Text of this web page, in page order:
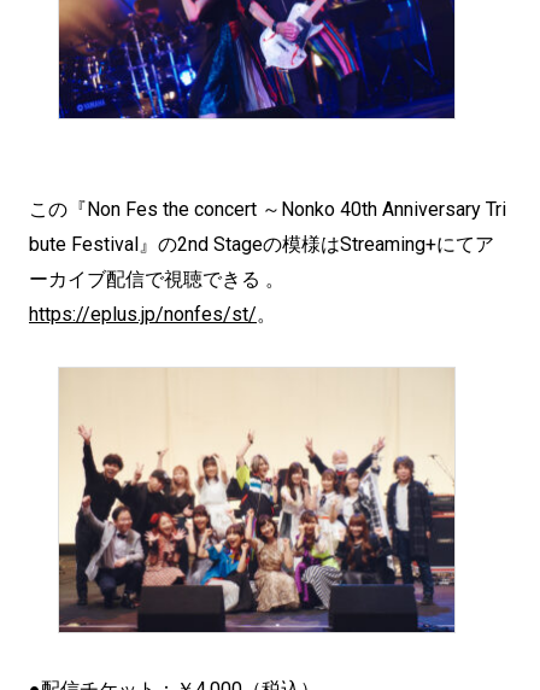
この『Non Fes the concert ～Nonko 40th Anniversary Tri
bute Festival』の2nd Stageの模様はStreaming+にてア
ーカイブ配信で視聴できる 。
https://eplus.jp/nonfes/st/。